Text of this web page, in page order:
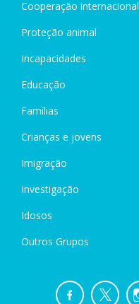
Cooperação internacional
Proteção animal
Incapacidades
Educação
Famílias
Crianças e jovens
Imigração
Investigação
Idosos
Outros Grupos